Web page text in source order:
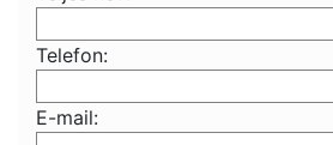
Telefon:
E-mail: